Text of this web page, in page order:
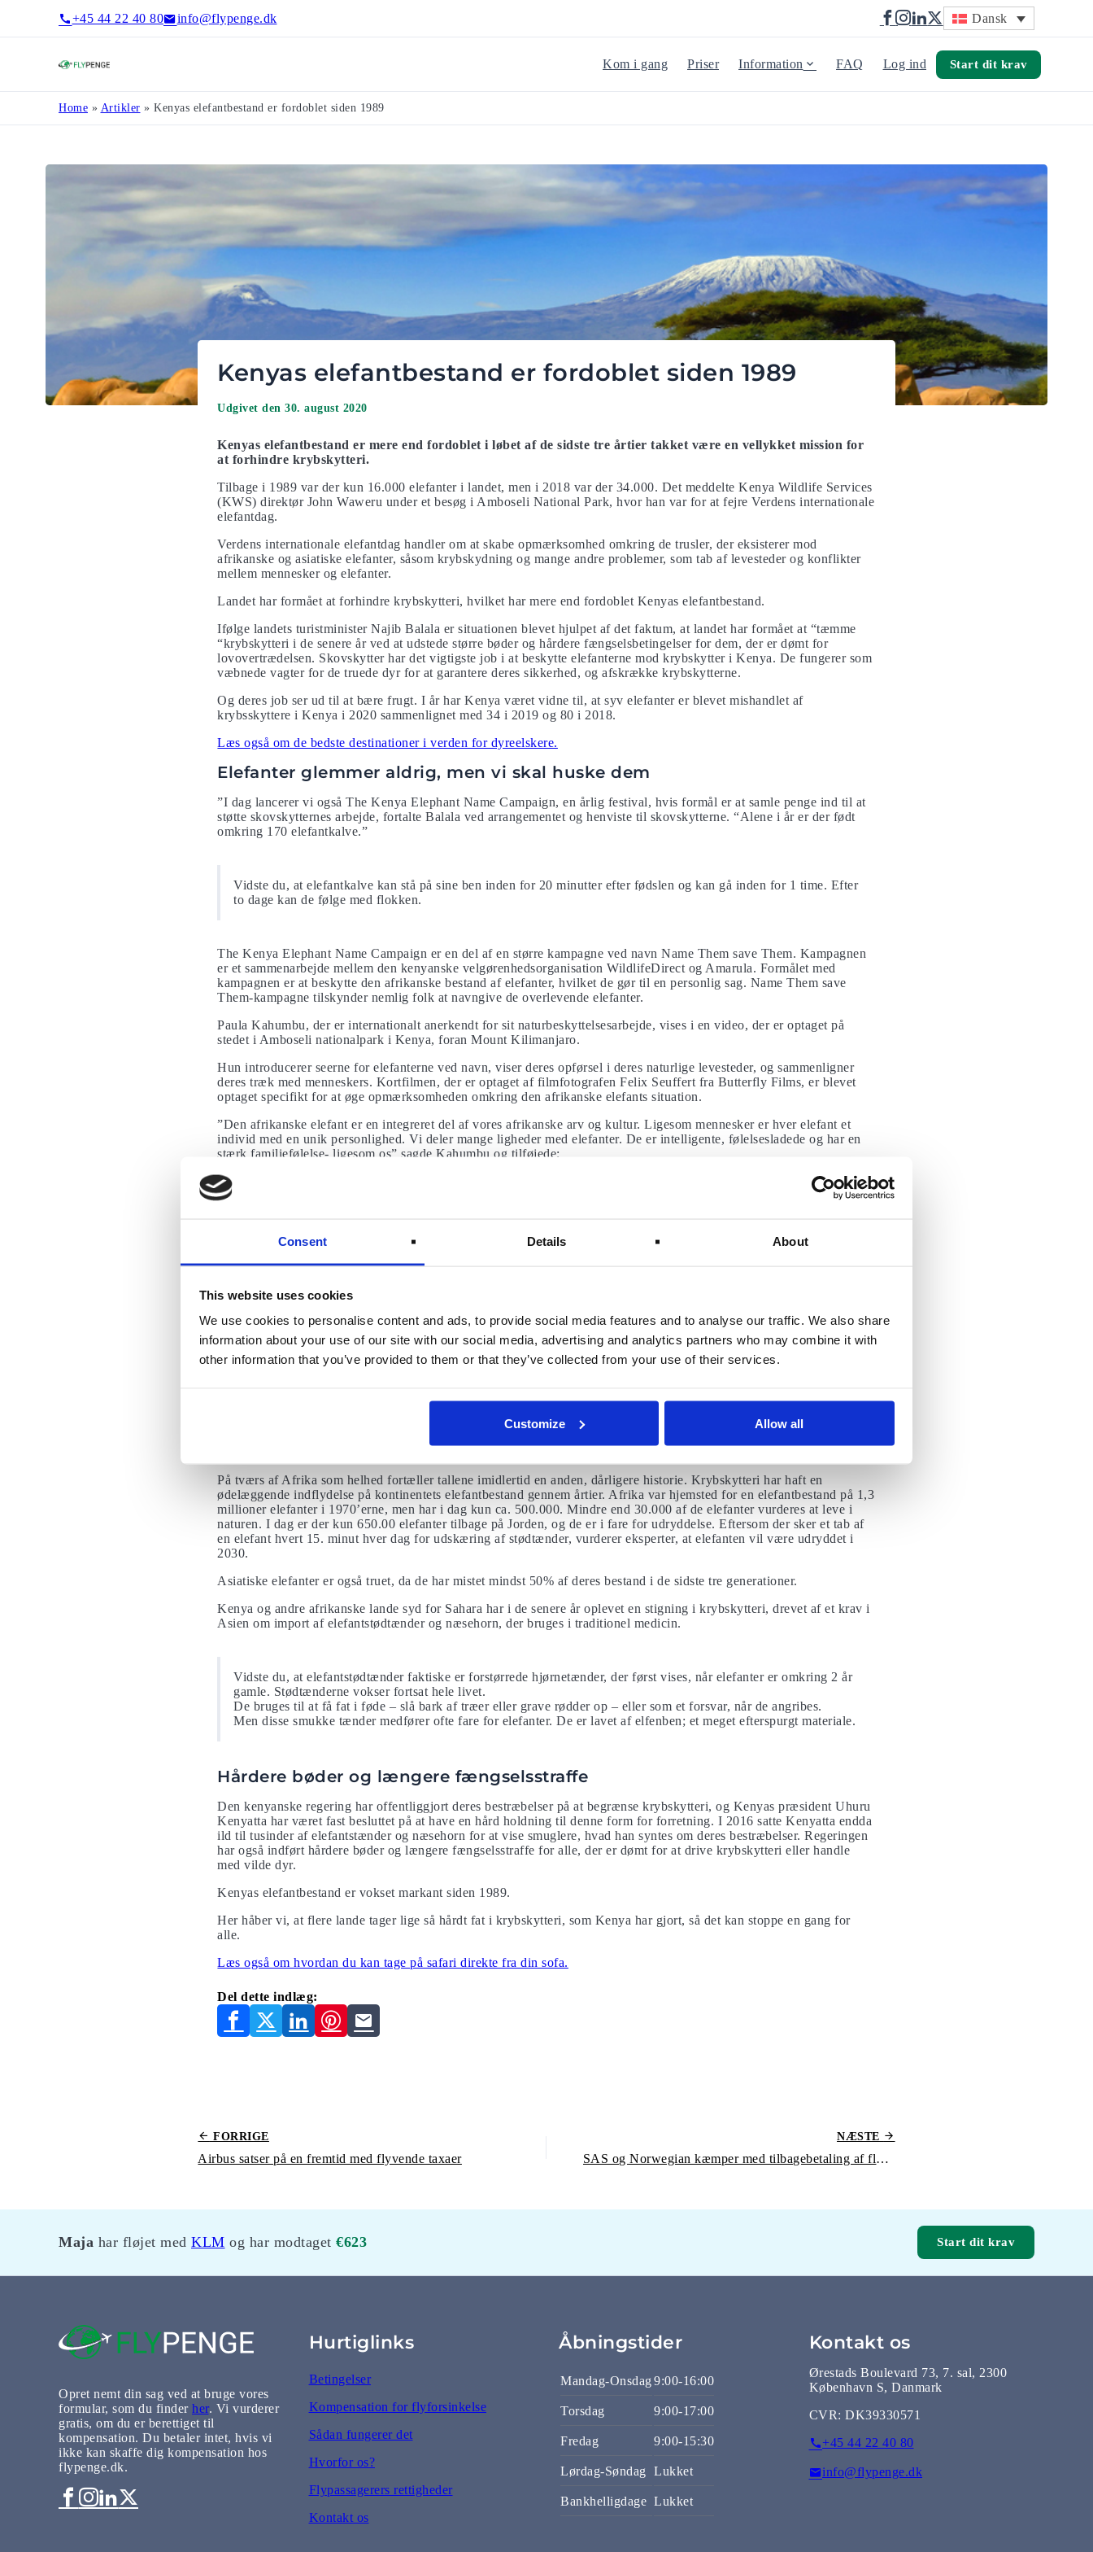
Consent Details About
This website uses cookies
We use cookies to personalise content and ads, to provide social media features and to analyse our traffic. We also share
information about your use of our site with our social media, advertising and analytics partners who may combine it with
other information that you’ve provided to them or that they’ve collected from your use of their services.
Customize Allow all
+45 44 22 40 80 info@flypenge.dk Dansk
Kom i gang Priser Information FAQ Log ind Start dit krav
Home » Artikler » Kenyas elefantbestand er fordoblet siden 1989
Kenyas elefantbestand er fordoblet siden 1989
Udgivet den 30. august 2020
Kenyas elefantbestand er mere end fordoblet i løbet af de sidste tre årtier takket være en vellykket mission for
at forhindre krybskytteri.
Tilbage i 1989 var der kun 16.000 elefanter i landet, men i 2018 var der 34.000. Det meddelte Kenya Wildlife Services
(KWS) direktør John Waweru under et besøg i Amboseli National Park, hvor han var for at fejre Verdens internationale
elefantdag.
Verdens internationale elefantdag handler om at skabe opmærksomhed omkring de trusler, der eksisterer mod
afrikanske og asiatiske elefanter, såsom krybskydning og mange andre problemer, som tab af levesteder og konflikter
mellem mennesker og elefanter.
Landet har formået at forhindre krybskytteri, hvilket har mere end fordoblet Kenyas elefantbestand.
Ifølge landets turistminister Najib Balala er situationen blevet hjulpet af det faktum, at landet har formået at “tæmme
“krybskytteri i de senere år ved at udstede større bøder og hårdere fængselsbetingelser for dem, der er dømt for
lovovertrædelsen. Skovskytter har det vigtigste job i at beskytte elefanterne mod krybskytter i Kenya. De fungerer som
væbnede vagter for de truede dyr for at garantere deres sikkerhed, og afskrække krybskytterne.
Og deres job ser ud til at bære frugt. I år har Kenya været vidne til, at syv elefanter er blevet mishandlet af
krybsskyttere i Kenya i 2020 sammenlignet med 34 i 2019 og 80 i 2018.
Læs også om de bedste destinationer i verden for dyreelskere.
Elefanter glemmer aldrig, men vi skal huske dem
”I dag lancerer vi også The Kenya Elephant Name Campaign, en årlig festival, hvis formål er at samle penge ind til at
støtte skovskytternes arbejde, fortalte Balala ved arrangementet og henviste til skovskytterne. “Alene i år er der født
omkring 170 elefantkalve.”
Vidste du, at elefantkalve kan stå på sine ben inden for 20 minutter efter fødslen og kan gå inden for 1 time. Efter
to dage kan de følge med flokken.
The Kenya Elephant Name Campaign er en del af en større kampagne ved navn Name Them save Them. Kampagnen
er et sammenarbejde mellem den kenyanske velgørenhedsorganisation WildlifeDirect og Amarula. Formålet med
kampagnen er at beskytte den afrikanske bestand af elefanter, hvilket de gør til en personlig sag. Name Them save
Them-kampagne tilskynder nemlig folk at navngive de overlevende elefanter.
Paula Kahumbu, der er internationalt anerkendt for sit naturbeskyttelsesarbejde, vises i en video, der er optaget på
stedet i Amboseli nationalpark i Kenya, foran Mount Kilimanjaro.
Hun introducerer seerne for elefanterne ved navn, viser deres opførsel i deres naturlige levesteder, og sammenligner
deres træk med menneskers. Kortfilmen, der er optaget af filmfotografen Felix Seuffert fra Butterfly Films, er blevet
optaget specifikt for at øge opmærksomheden omkring den afrikanske elefants situation.
”Den afrikanske elefant er en integreret del af vores afrikanske arv og kultur. Ligesom mennesker er hver elefant et
individ med en unik personlighed. Vi deler mange ligheder med elefanter. De er intelligente, følelsesladede og har en
stærk familiefølelse- ligesom os” sagde Kahumbu og tilføjede;
”Denne kampagne handler om at skabe en forbindelse mellem os og elefanter og blive aktivt involveret i at skabe
opmærksomhed og redde vores elefanter. Ved at lære elefanter at kende ved navn, vil vi gerne have folk til at indse, at
Vidste du, at elefantens temporallap (det område af hjernen, der er forbundet med hukommelsen), er større og
Faktisk er elefanter fyldt med følelser. De kan grine, græde og sørge. Derudover er elefanter i stand til at lære nye
medfølelse og selvbevidsthed.
En del af grundene til, at elefanter besidder et så overlegent intelligensniveau, er strukturen i deres hjerne. Deres
neocortex er meget indviklet, som det er hos mennesker, aber og nogle delfiner. Dette accepteres generelt for at
være en indikation af kompleks intelligens.
Læs også om 20 overraskende rejsefakta, der giver dig et nyt syn på verden.
På tværs af Afrika som helhed fortæller tallene imidlertid en anden, dårligere historie. Krybskytteri har haft en
ødelæggende indflydelse på kontinentets elefantbestand gennem årtier. Afrika var hjemsted for en elefantbestand på 1,3
millioner elefanter i 1970’erne, men har i dag kun ca. 500.000. Mindre end 30.000 af de elefanter vurderes at leve i
naturen. I dag er der kun 650.00 elefanter tilbage på Jorden, og de er i fare for udryddelse. Eftersom der sker et tab af
en elefant hvert 15. minut hver dag for udskæring af stødtænder, vurderer eksperter, at elefanten vil være udryddet i
2030.
Asiatiske elefanter er også truet, da de har mistet mindst 50% af deres bestand i de sidste tre generationer.
Kenya og andre afrikanske lande syd for Sahara har i de senere år oplevet en stigning i krybskytteri, drevet af et krav i
Asien om import af elefantstødtænder og næsehorn, der bruges i traditionel medicin.
Vidste du, at elefantstødtænder faktiske er forstørrede hjørnetænder, der først vises, når elefanter er omkring 2 år
gamle. Stødtænderne vokser fortsat hele livet.
De bruges til at få fat i føde – slå bark af træer eller grave rødder op – eller som et forsvar, når de angribes.
Men disse smukke tænder medfører ofte fare for elefanter. De er lavet af elfenben; et meget efterspurgt materiale.
Hårdere bøder og længere fængselsstraffe
Den kenyanske regering har offentliggjort deres bestræbelser på at begrænse krybskytteri, og Kenyas præsident Uhuru
Kenyatta har været fast besluttet på at have en hård holdning til denne form for forretning. I 2016 satte Kenyatta endda
ild til tusinder af elefantstænder og næsehorn for at vise smuglere, hvad han syntes om deres bestræbelser. Regeringen
har også indført hårdere bøder og længere fængselsstraffe for alle, der er dømt for at drive krybskytteri eller handle
med vilde dyr.
Kenyas elefantbestand er vokset markant siden 1989.
Her håber vi, at flere lande tager lige så hårdt fat i krybskytteri, som Kenya har gjort, så det kan stoppe en gang for
alle.
Læs også om hvordan du kan tage på safari direkte fra din sofa.
Del dette indlæg:
FORRIGE
Airbus satser på en fremtid med flyvende taxaer
NÆSTE
SAS og Norwegian kæmper med tilbagebetaling af flybilletter
Maja har fløjet med KLM og har modtaget €623 Start dit krav
Opret nemt din sag ved at bruge vores
formular, som du finder her. Vi vurderer
gratis, om du er berettiget til
kompensation. Du betaler intet, hvis vi
ikke kan skaffe dig kompensation hos
flypenge.dk.
Hurtiglinks
Betingelser
Kompensation for flyforsinkelse
Sådan fungerer det
Hvorfor os?
Flypassagerers rettigheder
Kontakt os
Åbningstider
Mandag-Onsdag9:00-16:00
Torsdag 9:00-17:00
Fredag 9:00-15:30
Lørdag-Søndag Lukket
Bankhelligdage Lukket
Kontakt os
Ørestads Boulevard 73, 7. sal, 2300
København S, Danmark
CVR: DK39330571
+45 44 22 40 80
info@flypenge.dk